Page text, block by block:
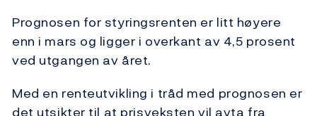
Prognosen for styringsrenten er litt høyere
enn i mars og ligger i overkant av 4,5 prosent
ved utgangen av året.
Med en renteutvikling i tråd med prognosen er